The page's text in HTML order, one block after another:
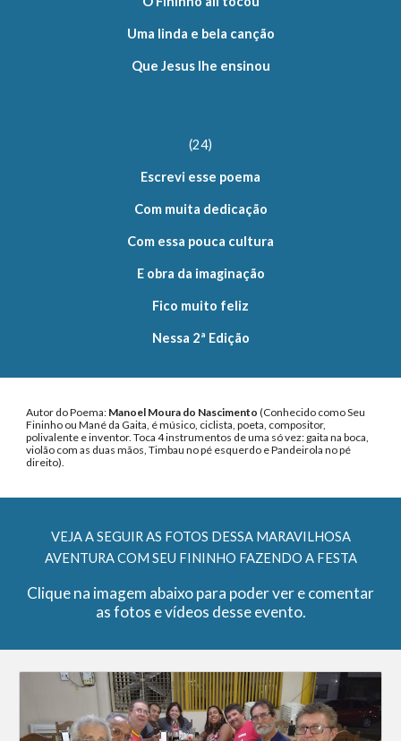
Uma linda e bela canção
Que Jesus lhe ensinou
(24)
Escrevi esse poema
Com muita dedicação
Com essa pouca cultura
E obra da imaginação
Fico muito feliz
Nessa 2ª Edição
Autor do Poema: Manoel Moura do Nascimento (Conhecido como Seu
Fininho ou Mané da Gaita, é músico, ciclista, poeta, compositor,
polivalente e inventor. Toca 4 instrumentos de uma só vez: gaita na boca,
violão com as duas mãos, Timbau no pé esquerdo e Pandeirola no pé
direito).
VEJA A SEGUIR AS FOTOS DESSA MARAVILHOSA
AVENTURA COM SEU FININHO FAZENDO A FESTA
Clique na imagem abaixo para poder ver e comentar
as fotos e vídeos desse evento.